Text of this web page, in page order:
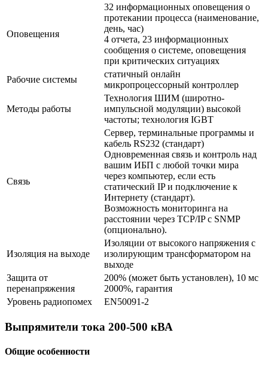
Оповещения
32 информационных оповещения о
протекании процесса (наименование,
день, час)
4 отчета, 23 информационных
сообщения о системе, оповещения
при критических ситуациях
Рабочие системы
статичный онлайн
микропроцессорный контроллер
Методы работы
Технология ШИМ (широтно-
импульсной модуляции) высокой
частоты; технология IGBT
Связь
Сервер, терминальные программы и
кабель RS232 (стандарт)
Одновременная связь и контроль над
вашим ИБП с любой точки мира
через компьютер, если есть
статический IP и подключение к
Интернету (стандарт).
Возможность мониторинга на
расстоянии через TCP/IP с SNMP
(опционально).
Изоляция на выходе
Изоляции от высокого напряжения с
изолирующим трансформатором на
выходе
Защита от
перенапряжения
200% (может быть установлен), 10 мс
2000%, гарантия
Уровень радиопомех
EN50091-2
Выпрямители тока 200-500 кВА
Общие особенности